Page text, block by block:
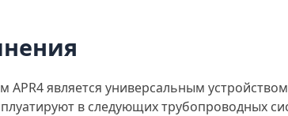
APR4 является универсальным
в следующих трубопроводных